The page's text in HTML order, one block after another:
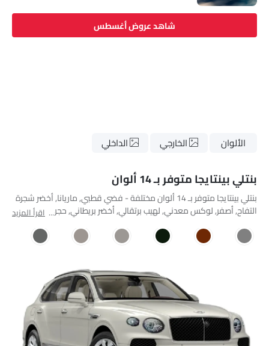
شاهد عروض أغسطس
الألوان الخارجي الداخلي
بنتلي بينتايجا متوفر بـ 14 ألوان
بنتلي بينتايجا متوفر بـ 14 ألوان مختلفة - فضي قطبي, ماريانا, أخضر شجرة
التفاح, أصفر, لوكس معدني, لهيب برتقالي, أخضر بريطاني, حجر, برونزي,
Nimbusgrau Perleffekt.
اقرأ المزيد